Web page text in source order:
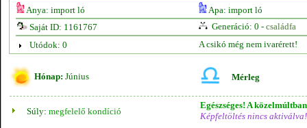
Anya: import ló
Apa: import ló
Saját ID: 1161767
Generáció: 0 - családfa
Utódok: 0
A csikó még nem ivarérett!
Hónap: Június Mérleg
Súly: megfelelő kondíció
Egészséges! A
Képfeltöltés nincs aktiválva!